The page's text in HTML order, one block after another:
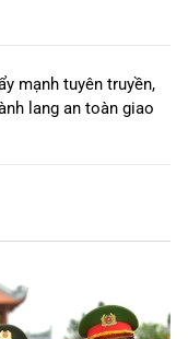
mạnh tuyên truyền,
lang an toàn giao